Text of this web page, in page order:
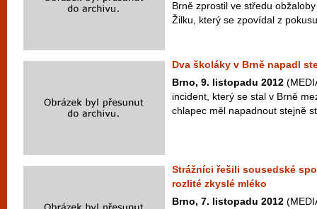
Brně zprostil ve středu
Žilku, který se zpovídal z
Dva školáky v Brně napadl
Brno, 9. listopadu 2012
incident, který se stal v Brně
chlapec měl napadnout stejně
Strážníci řešili sousedské
rozlité zkyslé mléko
Brno, 7. listopadu 2012